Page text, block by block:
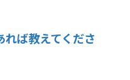
ば教えてくださ